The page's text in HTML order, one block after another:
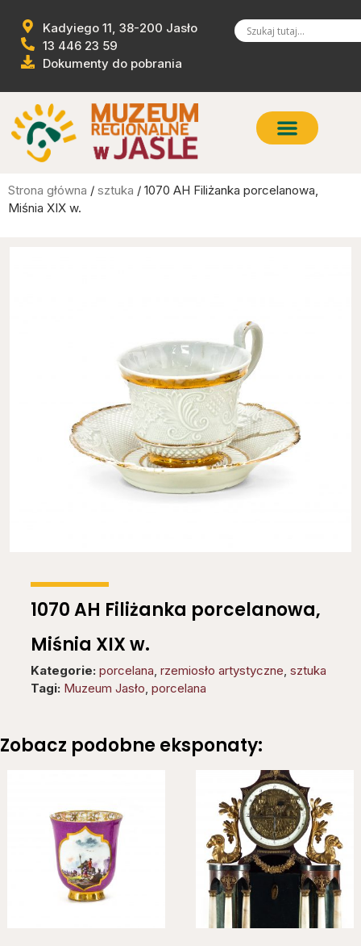
Kadyiego 11, 38-200 Jasło
13 446 23 59
Dokumenty do pobrania
Strona główna / sztuka / 1070 AH Filiżanka porcelanowa,
Miśnia XIX w.
1070 AH Filiżanka porcelanowa,
Miśnia XIX w.
Kategorie: porcelana, rzemiosło artystyczne, sztuka
Tagi: Muzeum Jasło, porcelana
Zobacz podobne eksponaty: